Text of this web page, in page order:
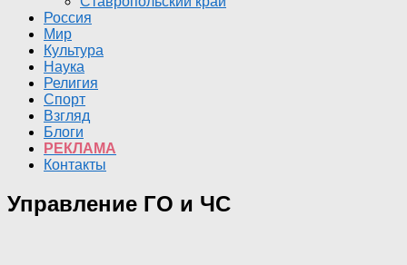
Россия
Мир
Культура
Наука
Религия
Спорт
Взгляд
Блоги
РЕКЛАМА
Контакты
Управление ГО и ЧС